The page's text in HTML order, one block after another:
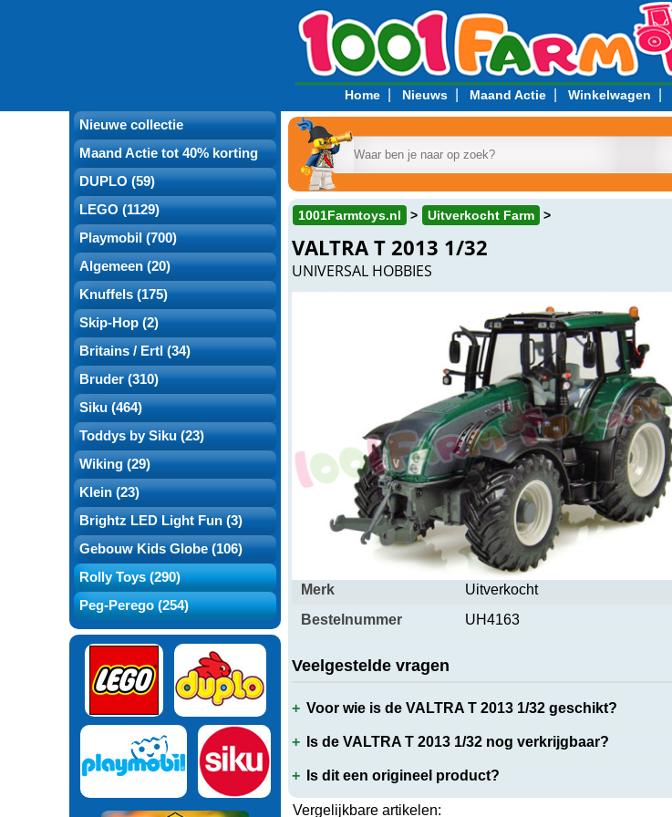
Home| Nieuws| Maand Actie| Winkelwagen
Nieuwe collectie
Maand Actie tot 40% korting
DUPLO (59)
LEGO (1129)
Playmobil (700)
Algemeen (20)
Knuffels (175)
Skip-Hop (2)
Britains / Ertl (34)
Bruder (310)
Siku (464)
Toddys by Siku (23)
Wiking (29)
Klein (23)
Brightz LED Light Fun (3)
Gebouw Kids Globe (106)
Rolly Toys (290)
Peg-Perego (254)
1001Farmtoys.nl Uitverkocht Farm
VALTRA T 2013 1/32
UNIVERSAL HOBBIES
Over dit product
Productspecificaties
Merk
Uitverkocht
Bestelnummer
UH4163
Veelgestelde vragen
Voor wie is de VALTRA T 2013 1/32 geschikt?
Is de VALTRA T 2013 1/32 nog verkrijgbaar?
Is dit een origineel product?
Vergelijkbare artikelen: